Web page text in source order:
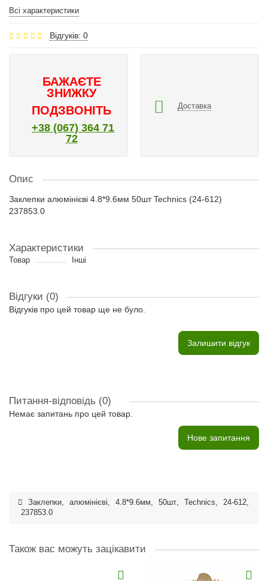
Всі характеристики
Відгуків: 0
БАЖАЄТЕ
ЗНИЖКУ
ПОДЗВОНІТЬ
+38 (067) 364 71
72
Доставка
Опис
Заклепки алюмінієві 4.8*9.6мм 50шт Technics (24-612)
237853.0
Характеристики
Товар Інші
Відгуки (0)
Відгуків про цей товар ще не було.
Залишити відгук
Питання-відповідь (0)
Немає запитань про цей товар.
Нове запитання
Заклепки, алюмінієві, 4.8*9.6мм, 50шт, Technics, 24-612,
237853.0
Також вас можуть зацікавити